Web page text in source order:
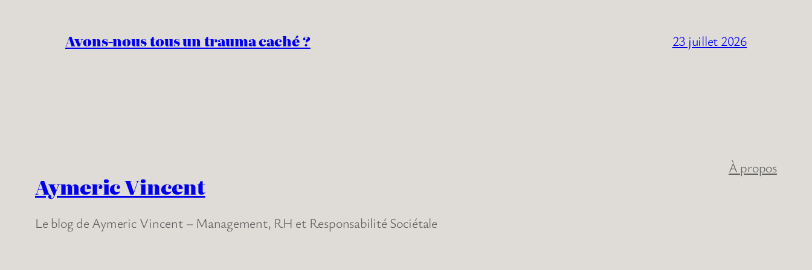
Avons-nous tous un trauma caché ? 23 juillet 2026
Aymeric Vincent
Le blog de Aymeric Vincent – Management, RH et Responsabilité Sociétale
À propos